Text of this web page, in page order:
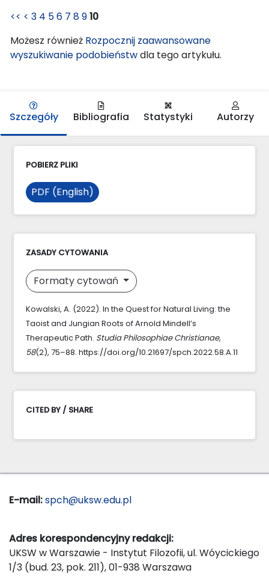
<< < 3 4 56 7 8910
Możesz również Rozpocznij zaawansowane
wyszukiwanie podobieństwdla tego artykułu.
Szczegóły Bibliografia Statystyki Autorzy
POBIERZ PLIKI
PDF (English)
ZASADY CYTOWANIA
Formaty cytowań
Kowalski, A. (2022). In the Quest for Natural Living: the
Taoist and Jungian Roots of Arnold Mindell’s
Therapeutic Path. Studia Philosophiae Christianae,
58(2), 75–88. https://doi.org/10.21697/spch.2022.58.A.11
CITED BY / SHARE
E-mail:spch@uksw.edu.pl
Adres korespondencyjny redakcji:
UKSW w Warszawie - Instytut Filozofii, ul. Wóycickiego
1/3 (bud. 23, pok. 211), 01-938 Warszawa